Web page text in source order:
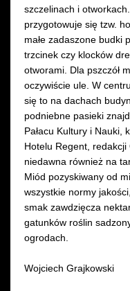
szczelinach i
przygotowuje się tzw.
małe zadaszone budki
trzcinek czy klocków
otworami. Dla pszczół
oczywiście ule. W
się to na dachach
podniebne pasieki
Pałacu Kultury i Nauki,
Hotelu Regent,
niedawna również na
Miód pozyskiwany od
wszystkie normy
smak zawdzięcza
gatunków roślin
ogrodach.
Wojciech Grajkowski